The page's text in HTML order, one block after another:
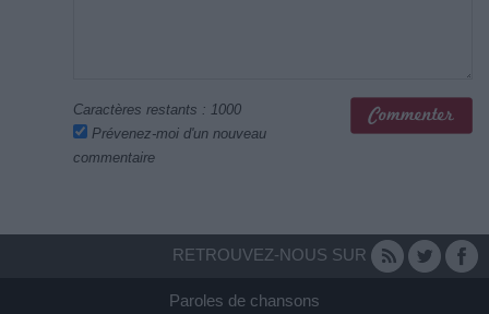
Caractères restants : 1000
Prévenez-moi d'un nouveau
commentaire
RETROUVEZ-NOUS SUR
Paroles de chansons